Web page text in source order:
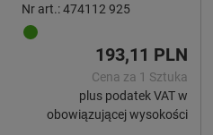
Nr art.: 474112 925
193,11 PLN
Cena za 1 Sztuka
plus podatek VAT w
obowiązującej wysokości